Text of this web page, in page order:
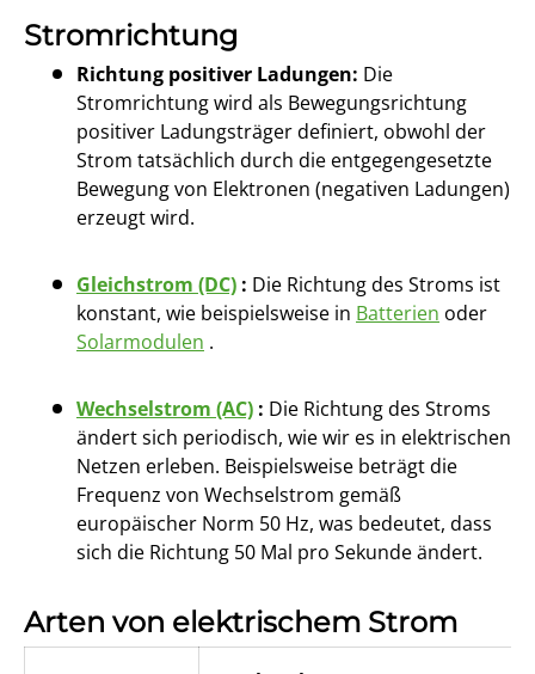
Stromrichtung
Richtung positiver Ladungen: Die
Stromrichtung wird als Bewegungsrichtung
positiver Ladungsträger definiert, obwohl der
Strom tatsächlich durch die entgegengesetzte
Bewegung von Elektronen (negativen Ladungen)
erzeugt wird.
Gleichstrom (DC) : Die Richtung des Stroms ist
konstant, wie beispielsweise in Batterien oder
Solarmodulen .
Wechselstrom (AC) : Die Richtung des Stroms
ändert sich periodisch, wie wir es in elektrischen
Netzen erleben. Beispielsweise beträgt die
Frequenz von Wechselstrom gemäß
europäischer Norm 50 Hz, was bedeutet, dass
sich die Richtung 50 Mal pro Sekunde ändert.
Arten von elektrischem Strom